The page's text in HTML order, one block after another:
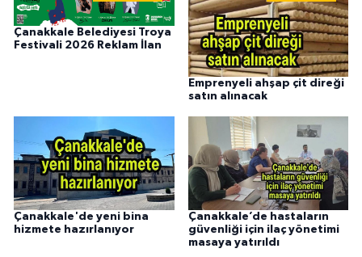
Çanakkale Belediyesi Troya
Festivali 2026 Reklam İlan
Emprenyeli ahşap çit direği
satın alınacak
Çanakkale'de yeni bina
hizmete hazırlanıyor
Çanakkale’de hastaların
güvenliği için ilaç yönetimi
masaya yatırıldı